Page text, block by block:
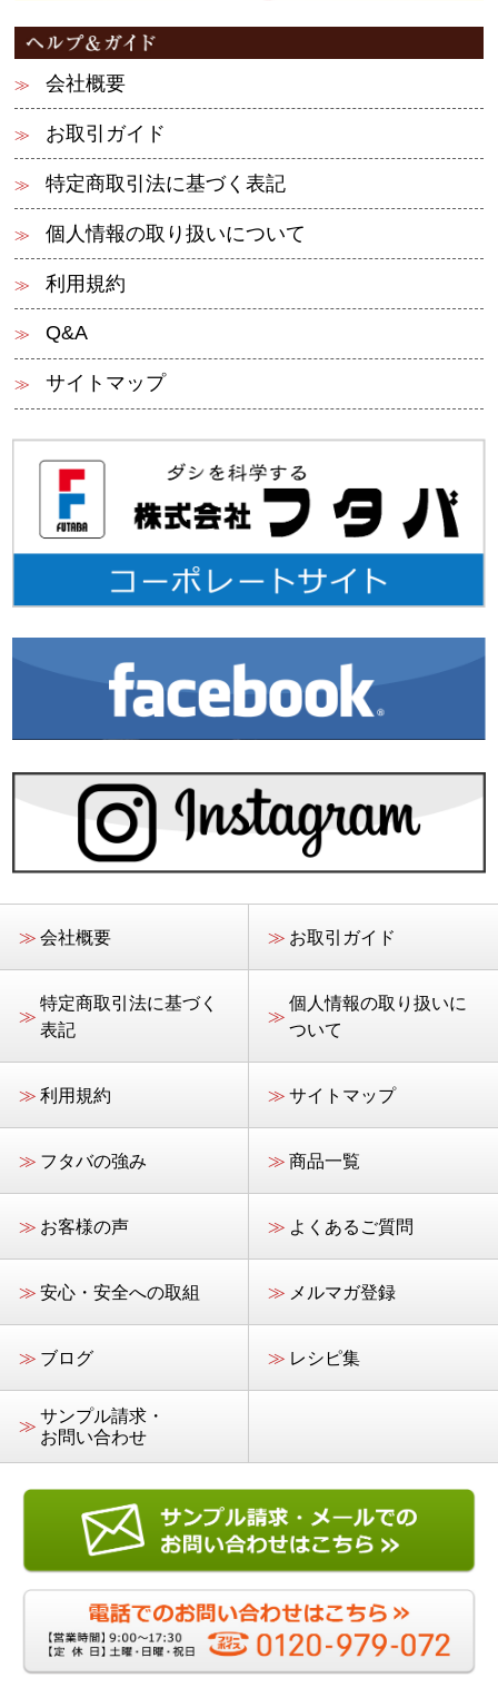
会社概要
お取引ガイド
特定商取引法に基づく表記
個人情報の取り扱いについて
利用規約
Q&A
サイトマップ
≫ 会社概要 ≫ お取引ガイド
≫
特定商取引法に基づく
表記
≫
個人情報の取り扱いに
ついて
≫ 利用規約 ≫ サイトマップ
≫ フタバの強み ≫ 商品一覧
≫ お客様の声 ≫ よくあるご質問
≫ 安心・安全への取組 ≫ メルマガ登録
≫ ブログ ≫ レシピ集
≫ サンプル請求・
お問い合わせ